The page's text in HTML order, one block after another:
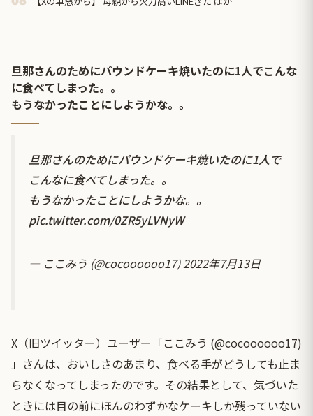
旦那さんのためにパウンドケーキ焼いたのに1人でこんな
に食べてしまった。。
もうなかったことにしようかな。。
旦那さんのためにパウンドケーキ焼いたのに1人で
こんなに食べてしまった。。
もうなかったことにしようかな。。
pic.twitter.com/0ZR5yLVNyW
— ここみう (@cocoooooo17)2022年7月13日
X（旧ツイッター）ユーザー「ここみう (@cocoooooo17)
」さんは、おいしさのあまり、食べる手がどうしても止ま
らなくなってしまったのです。その結果として、気づいた
ときには目の前にほんのわずかなケーキしか残っていない